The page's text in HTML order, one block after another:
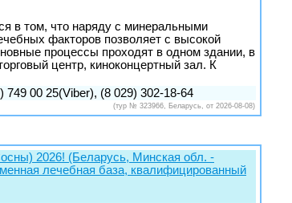
в том, что наряду с минеральными
факторов позволяет с высокой
процессы проходят в одном здании, в
центр, киноконцертный зал. К
00 25(Viber), (8 029) 302-18-64
(тур № 323966, Беларусь, от 2026-08-08)
2026! (Беларусь, Минская обл. -
лечебная база, квалифицированный